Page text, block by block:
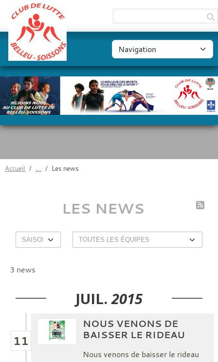
Accueil Les news
LES NEWS
3 news
JUIL. 2015
11
NOUS VENONS DE
BAISSER LE RIDEAU
Nous venons de baisser le rideau
Panneau de gestion des cookies